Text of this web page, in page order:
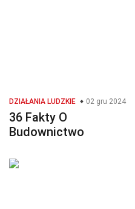
DZIAŁANIA LUDZKIE 02 gru 2024
36 Fakty O
Budownictwo